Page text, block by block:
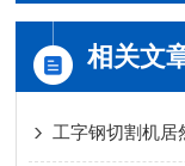
相关文
工字钢切割机居